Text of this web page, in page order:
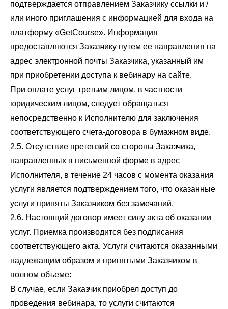
подтверждается отправлением Заказчику ссылки и /
или иного приглашения с информацией для входа на
платформу «GetCourse». Информация
предоставляются Заказчику путем ее направления на
адрес электронной почты Заказчика, указанный им
при приобретении доступа к вебинару на сайте.
При оплате услуг третьим лицом, в частности
юридическим лицом, следует обращаться
непосредственно к Исполнителю для заключения
соответствующего счета-договора в бумажном виде.
2.5. Отсутствие претензий со стороны Заказчика,
направленных в письменной форме в адрес
Исполнителя, в течение 24 часов с момента оказания
услуги является подтверждением того, что оказанные
услуги приняты Заказчиком без замечаний.
2.6. Настоящий договор имеет силу акта об оказании
услуг. Приемка производится без подписания
соответствующего акта. Услуги считаются оказанными
надлежащим образом и принятыми Заказчиком в
полном объеме:
В случае, если Заказчик приобрел доступ до
проведения вебинара, то услуги считаются